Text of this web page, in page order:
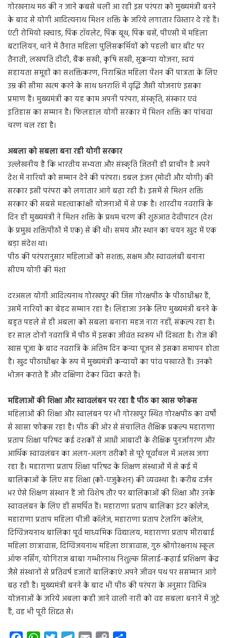
गोरखनाथ मठ की न जाने कबसे चली आ रही इस परंपरा को मुख्यमंत्री बनने
के बाद से योगी आदित्यनाथ मिशन शक्ति के जरिये लगातार विस्तार दे रहे हैं।
एंटी रोमियो स्क्वाड, पिंक टॉयलेट, पिंक बूथ, पिंक बसें, पीएसी में महिला
बटालियन, थाने में तैनात महिला पुलिसकर्मियों को पहली बार बीट पर
तैनाती, लखपति दीदी, बैंक सखी, कृषि सखी, सुकन्या योजना, स्वयं
सहायता समूहों का सशक्तिकरण, निराश्रित महिला पेंशन की पात्रता के लिए
उम्र की सीमा खत्म करने के साथ धनराशि में वृद्धि जैसी योजनाएं इसका
प्रमाण हैं। मुख्यमंत्री का यह काम अपनी परंपरा, संस्कृति, संस्कार एवं
इतिहास का सम्मान है। फिलहाल योगी सरकार में मिशन शक्ति का पांचवा
चरण चल रहा है।
अबला को सबला बना रही योगी सरकार
उल्लेखनीय है कि भारतीय सभ्यता और संस्कृति जितनी ही प्राचीन है अपने
देश में नारियों को सम्मान देने की परंपरा। डबल इंजन (मोदी और योगी) की
सरकार इसी परंपरा को लगातार आगे बढ़ा रही है। इसमें से मिशन शक्ति
सरकार की सबसे महत्वाकांक्षी योजनाओं में से एक है। शारदीय नवरात्रि के
दिन ही मुख्यमंत्री ने मिशन शक्ति के प्रथम चरण की शुरुआत देवीपाटन (देश
के प्रमुख शक्तिपीठों में एक) से की थी। समय और स्थान का चयन खुद में एक
बड़ा संदेश था।
पीठ की परंपरानुसार महिलाओं को सशक्त, सक्षम और स्वावलंबी बनाना
सीएम योगी की मंशा
दरअसल योगी आदित्यनाथ गोरखपुर की जिस गोरक्षपीठ के पीठाधीश्वर हैं,
उसमें नारियों का बेहद सम्मान रहा है। लिहाजा उनके लिए मुख्यमंत्री बनने के
बहुत पहले से ही अबला को सबला बनाना महज नारा नहीं, संकल्प रहा है।
हर साल दोनों नवरात्रि में पीठ में इसका जीवंत स्वरूप भी दिखता है। रोज की
खास पूजा के बाद नवरात्रि के अंतिम दिन कन्या पूजन से इसका समापन होता
है। खुद पीठाधीश्वर के रूप में मुख्यमंत्री कन्यायों का पांव पखारते हैं। उनको
भोजन कराते हैं और दक्षिणा देकर विदा करते हैं।
महिलाओं की शिक्षा और स्वावलंबन पर रहा है पीठ का खास फोकस
महिलाओं की शिक्षा और स्वालंबन पर भी गोरखपुर स्थित गोरक्षपीठ का वर्षों
से खासा फोकस रहा है। पीठ की ओर से संचालित शैक्षिक प्रकल्प महाराणा
प्रताप शिक्षा परिषद कई दशकों से आधी आबादी के शैक्षिक पुनर्जागरण और
आर्थिक स्वावलंबन का अलग-अलग तरीकों से पूरे पूर्वांचल में अलख जगा
रहा है। महाराणा प्रताप शिक्षा परिषद के शिक्षण संस्थाओं में से कई में
बालिकाओं के लिए सह शिक्षा (को-एजुकेशन) की व्यवस्था है। करीब दर्जन
भर ऐसे शिक्षण संस्थान हैं जो विशेष तौर पर बालिकाओं की शिक्षा और उनके
स्वावलंबन के लिए ही समर्पित हैं। महाराणा प्रताप बालिका इंटर कॉलेज,
महाराणा प्रताप महिला पीजी कॉलेज, महाराणा प्रताप टेलरिंग कॉलेज,
दिग्विजयनाथ बालिका पूर्व माध्यमिक विद्यालय, महाराणा प्रताप मीराबाई
महिला छात्रावास, दिग्विजयनाथ महिला छात्रावास, गुरु श्रीगोरक्षनाथ स्कूल
ऑफ नर्सिंग, योगिराज बाबा गम्भीरनाथ निशुल्क सिलाई-कढ़ाई प्रशिक्षण केंद्र
जैसे संस्थानों से प्रतिवर्ष हजारों बालिकाएं अपने जीवन पथ पर ससम्मान आगे
बढ़ रही हैं। मुख्यमंत्री बनने के बाद भी पीठ की परंपरा के अनुसार विभिन्न
योजनाओं के जरिये अबला कही जाने वाली नारी को वह सबला बनाने में जुटे
हैं, वह भी पूरी शिद्दत से।